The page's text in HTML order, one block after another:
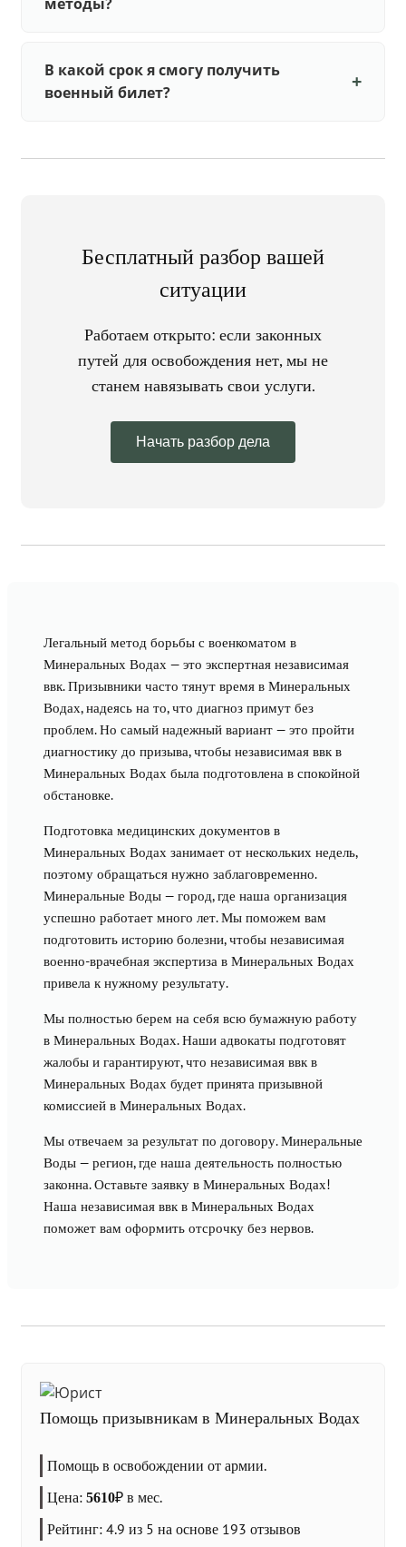
В какой срок я смогу получить
военный билет?
Бесплатный разбор вашей
ситуации
Работаем открыто: если законных
путей для освобождения нет, мы не
станем навязывать свои услуги.
Начать разбор дела
Легальный метод борьбы с военкоматом в
Минеральных Водах — это экспертная независимая
ввк. Призывники часто тянут время в Минеральных
Водах, надеясь на то, что диагноз примут без
проблем. Но самый надежный вариант — это пройти
диагностику до призыва, чтобы независимая ввк в
Минеральных Водах была подготовлена в спокойной
обстановке.
Подготовка медицинских документов в
Минеральных Водах занимает от нескольких недель,
поэтому обращаться нужно заблаговременно.
Минеральные Воды — город, где наша организация
успешно работает много лет. Мы поможем вам
подготовить историю болезни, чтобы независимая
военно-врачебная экспертиза в Минеральных Водах
привела к нужному результату.
Мы полностью берем на себя всю бумажную работу
в Минеральных Водах. Наши адвокаты подготовят
жалобы и гарантируют, что независимая ввк в
Минеральных Водах будет принята призывной
комиссией в Минеральных Водах.
Мы отвечаем за результат по договору. Минеральные
Воды — регион, где наша деятельность полностью
законна. Оставьте заявку в Минеральных Водах!
Наша независимая ввк в Минеральных Водах
поможет вам оформить отсрочку без нервов.
Помощь призывникам в Минеральных Водах
Помощь в освобождении от армии.
Цена: 5610₽ в мес.
Рейтинг: 4.9 из 5 на основе 193 отзывов